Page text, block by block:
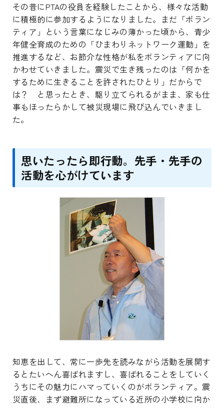
その昔にPTAの役員を経験したことから、様々な活動
に積極的に参加するようになりました。まだ「ボラン
ティア」という言葉になじみの薄かった頃から、青少
年健全育成のための「ひまわりネットワーク運動」を
推進するなど、お節介な性格が私をボランティアに向
かわせていきました。震災で生き残ったのは「何かを
するために生きることを許されたひとり」だからで
は？ と思ったとき、駆り立てられるがまま、家も仕
事もほったらかして被災現場に飛び込んでいきまし
た。
思いたったら即行動。先手・先手の
活動を心がけています
知恵を出して、常に一歩先を読みながら活動を展開す
るとたいへん喜ばれますし、喜ばれることをしていく
うちにその魅力にハマっていくのがボランティア。震
災直後、まず避難所になっている近所の小学校に向か